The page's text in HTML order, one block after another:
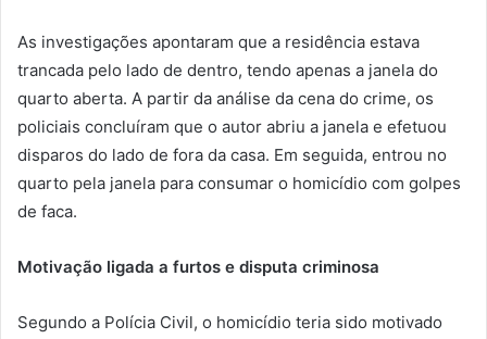
As investigações apontaram que a residência estava
trancada pelo lado de dentro, tendo apenas a janela do
quarto aberta. A partir da análise da cena do crime, os
policiais concluíram que o autor abriu a janela e efetuou
disparos do lado de fora da casa. Em seguida, entrou no
quarto pela janela para consumar o homicídio com golpes
de faca.
Motivação ligada a furtos e disputa criminosa
Segundo a Polícia Civil, o homicídio teria sido motivado